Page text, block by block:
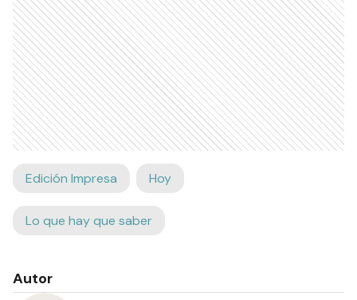
Edición Impresa Hoy
Lo que hay que saber
Autor